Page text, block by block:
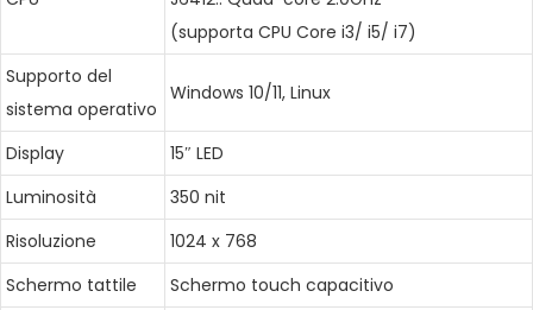
(supporta CPU Core i3/ i5/ i7)
Supporto del
sistema operativo
Windows 10/11, Linux
Display
15″ LED
Luminosità
350 nit
Risoluzione
1024 x 768
Schermo tattile
Schermo touch capacitivo